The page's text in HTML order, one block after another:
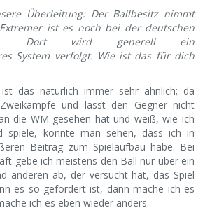
Überleitung: Der Ballbesitz nimmt
ist es noch bei der deutschen
Dort wird generell ein
System verfolgt. Wie ist das für dich
ist das natürlich immer sehr ähnlich; da
und lässt den Gegner nicht
die WM gesehen hat und weiß, wie ich
spiele, konnte man sehen, dass ich in
Beitrag zum Spielaufbau habe. Bei
gebe ich meistens den Ball nur über ein
anderen ab, der versucht hat, das Spiel
es so gefordert ist, dann mache ich es
ich es eben wieder anders.